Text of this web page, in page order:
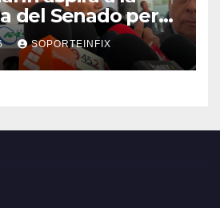
del Senado pero
de Morena
SOPORTEINFIX